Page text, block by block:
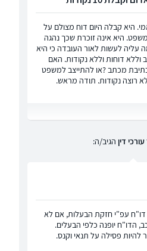
היא קבלה היום דוח מצולם על
היא אינה זוכרת שכך נהגה
לעשות לאור העובדה כי היא
ללא רבב וללא דוחות וללא נקודות. האם
מכתב ?או להתייצב למשפט
רוצה נקודות. תודה מראש.
דין הגיב/ה:
דו"ח עפ"י חזקת הבעלות, אם לא
הדו"ח יופנה כלפי הבעלים.
להיות פסילה על תנאי וקנס.